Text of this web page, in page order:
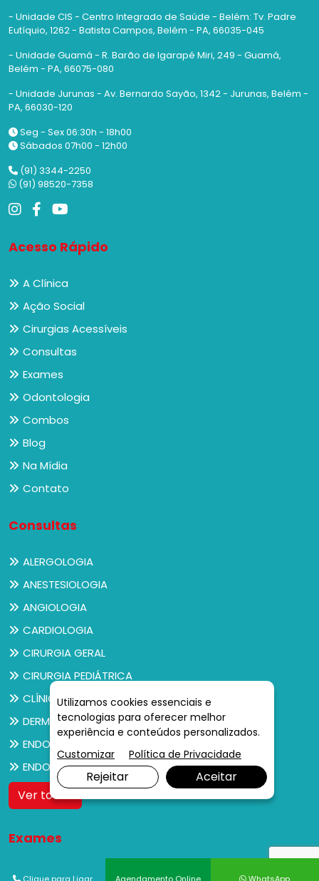
- Unidade CIS - Centro Integrado de Saúde - Belém: Tv. Padre
Eutíquio, 1262 - Batista Campos, Belém - PA, 66035-045
- Unidade Guamá - R. Barão de Igarapé Miri, 249 - Guamá,
Belém - PA, 66075-080
- Unidade Jurunas - Av. Bernardo Sayão, 1342 - Jurunas, Belém -
PA, 66030-120
Seg - Sex 06:30h - 18h00
Sábados 07h00 - 12h00
(91) 3344-2250
(91) 98520-7358
Acesso Rápido
A Clínica
Ação Social
Cirurgias Acessíveis
Consultas
Exames
Odontologia
Combos
Blog
Na Mídia
Contato
Consultas
ALERGOLOGIA
ANESTESIOLOGIA
ANGIOLOGIA
CARDIOLOGIA
CIRURGIA GERAL
CIRURGIA PEDIÁTRICA
CLÍNICO GERAL
DERMATOLOGIA
ENDOCRINOLOGIA
ENDOCRINOLOGIA PEDIÁTRICA
Ver todos
Exames
ANATOMIA PATOLÓGICA
Utilizamos cookies essenciais e
tecnologias para oferecer melhor
experiência e conteúdos personalizados.
Customizar
Política de Privacidade
Rejeitar Aceitar